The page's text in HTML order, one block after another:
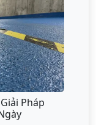
Pháp